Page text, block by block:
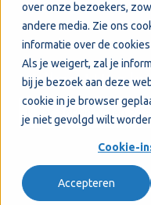
over onze bezoekers,
andere media. Zie ons
informatie over de
Als je weigert, zal je
bij je bezoek aan deze
cookie in je browser
je niet gevolgd wilt
Cookie-
Accepteren
Welkom! Hoe